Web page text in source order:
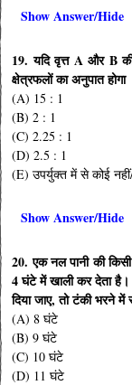
Show Answer/Hide
19. यदि वृत्त A और B
क्षेत्रफलों का अनुपात होगा
(A) 15 : 1
(B) 2 : 1
(C) 2.25 : 1
(D) 2.5 : 1
(E) उपर्युक्त में से कोई
Show Answer/Hide
20. एक नल पानी की
4 घंटे में खाली कर देता है।
दिया जाए, तो टंकी भरने
(A) 8 घंटे
(B) 9 घंटे
(C) 10 घंटे
(D) 11 घंटे